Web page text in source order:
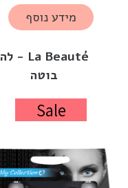
La Beauté - לה
בוטה
מידע נוסף
Sale